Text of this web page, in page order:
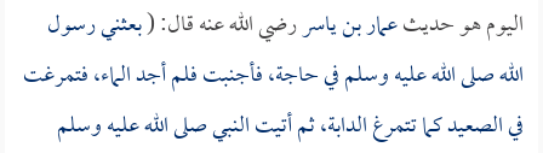
اليوم هو حديثعمار بن ياسررضي الله عنه قال: (بعثني رسول
الله صلى الله عليه وسلم في حاجة، فأجنبت فلم أجد الماء، فتمرغت
في الصعيد كما تتمرغ الدابة، ثم أتيت النبي صلى الله عليه وسلم